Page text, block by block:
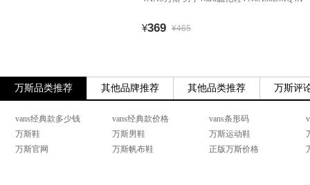
¥369 ¥465
万斯品类推荐 其他品牌推荐 其他品类推荐 万斯评
vans经典款多少钱 vans经典款价格 vans条形码
万斯鞋
万斯男鞋 万斯运动鞋
万斯官网
万斯帆布鞋 正版万斯价格